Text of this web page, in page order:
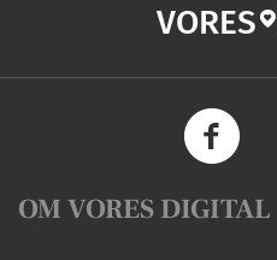
VORES
OM VORES DIGITAL